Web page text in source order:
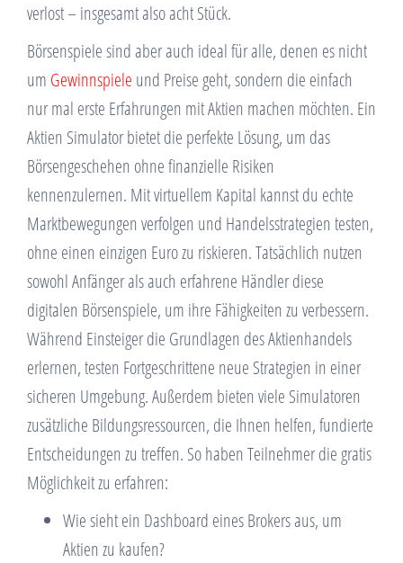
verlost – insgesamt also acht Stück.
Börsenspiele sind aber auch ideal für alle, denen es nicht
um Gewinnspiele und Preise geht, sondern die einfach
nur mal erste Erfahrungen mit Aktien machen möchten. Ein
Aktien Simulator bietet die perfekte Lösung, um das
Börsengeschehen ohne finanzielle Risiken
kennenzulernen. Mit virtuellem Kapital kannst du echte
Marktbewegungen verfolgen und Handelsstrategien testen,
ohne einen einzigen Euro zu riskieren. Tatsächlich nutzen
sowohl Anfänger als auch erfahrene Händler diese
digitalen Börsenspiele, um ihre Fähigkeiten zu verbessern.
Während Einsteiger die Grundlagen des Aktienhandels
erlernen, testen Fortgeschrittene neue Strategien in einer
sicheren Umgebung. Außerdem bieten viele Simulatoren
zusätzliche Bildungsressourcen, die Ihnen helfen, fundierte
Entscheidungen zu treffen. So haben Teilnehmer die gratis
Möglichkeit zu erfahren:
Wie sieht ein Dashboard eines Brokers aus, um
Aktien zu kaufen?